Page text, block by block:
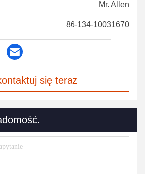
Mr. Allen
86-134-10031670
się teraz